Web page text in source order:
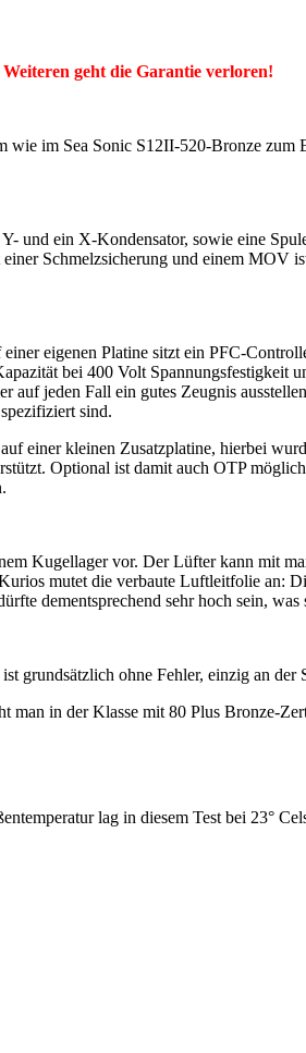
geht die Garantie verloren!
im Sea Sonic S12II-520-Bronze zum
und ein X-Kondensator, sowie eine
Schmelzsicherung und einem MOV
eigenen Platine sitzt ein PFC-
bei 400 Volt Spannungsfestigkeit
jeden Fall ein gutes Zeugnis
sind.
einer kleinen Zusatzplatine, hierbei
Optional ist damit auch OTP
Kugellager vor. Der Lüfter kann mit
mutet die verbaute Luftleitfolie
dementsprechend sehr hoch sein,
ohne Fehler, einzig an der
in der Klasse mit 80 Plus Bronze-
lag in diesem Test bei 23°